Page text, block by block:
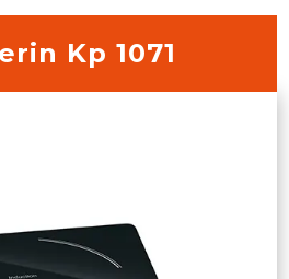
Kp 1071